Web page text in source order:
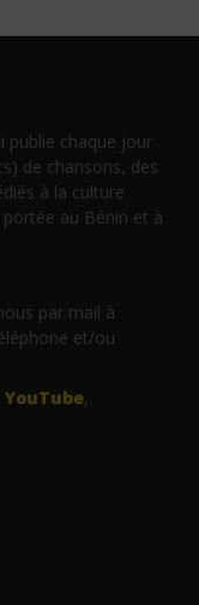
publie chaque jour
de chansons, des
à la culture
au Bénin et à
par mail à
et/ou
YouTube,